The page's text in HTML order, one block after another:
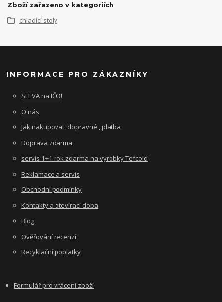
Zboží zařazeno v kategoriích
chladící stoly
INFORMACE PRO ZÁKAZNÍKY
SLEVA na IČO!
O nás
Jak nakupovat, dopravné , platba
Doprava zdarma
servis 1+1 rok zdarma na výrobky Tefcold
Reklamace a servis
Obchodní podmínky
Kontakty a otevírací doba
Blog
Ověřování recenzí
Recyklační poplatky
Formulář pro vrácení zboží